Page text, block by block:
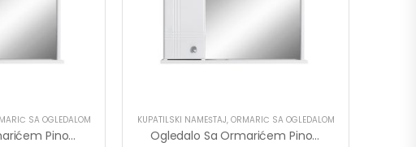
SA OGLEDALOM
Ogledalo Sa Ormarićem Pino Art Pikolo 0002 67cm
KUPATILSKI NAMEŠTAJ, ORMARIĆ SA OGLEDALOM
Ogledalo Sa Ormarićem Pino Art Laguna 0006 65cm